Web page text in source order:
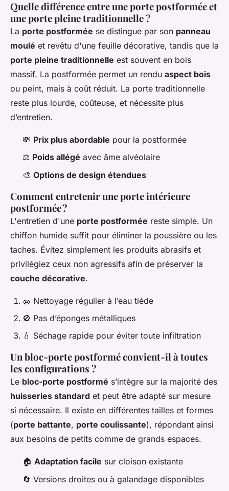
Quelle différence entre une porte postformée et
une porte pleine traditionnelle ?
La porte postformée se distingue par son panneau
moulé et revêtu d'une feuille décorative, tandis que la
porte pleine traditionnelle est souvent en bois
massif. La postformée permet un rendu aspect bois
ou peint, mais à coût réduit. La porte traditionnelle
reste plus lourde, coûteuse, et nécessite plus
d’entretien.
💸 Prix plus abordable pour la postformée
⚖️ Poids allégé avec âme alvéolaire
🎨 Options de design étendues
Comment entretenir une porte intérieure
postformée ?
L'entretien d'une porte postformée reste simple. Un
chiffon humide suffit pour éliminer la poussière ou les
taches. Évitez simplement les produits abrasifs et
privilégiez ceux non agressifs afin de préserver la
couche décorative.
🧽 Nettoyage régulier à l’eau tiède
🚫 Pas d’éponges métalliques
💧 Séchage rapide pour éviter toute infiltration
Un bloc-porte postformé convient-il à toutes
les configurations ?
Le bloc-porte postformé s’intègre sur la majorité des
huisseries standard et peut être adapté sur mesure
si nécessaire. Il existe en différentes tailles et formes
(porte battante, porte coulissante), répondant ainsi
aux besoins de petits comme de grands espaces.
🏠 Adaptation facile sur cloison existante
🔄 Versions droites ou à galandage disponibles